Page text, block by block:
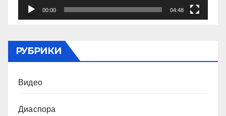
00:00 04:48
РУБРИКИ
Видео
Диаспора